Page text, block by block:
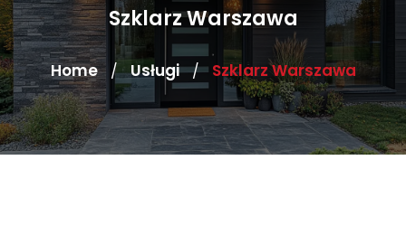
Szklarz Warszawa
Home / Usługi / Szklarz Warszawa